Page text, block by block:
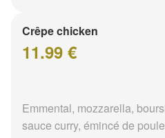
Crêpe chicken
11.99 €
Emmental, mozzarella,
sauce curry, émincé de